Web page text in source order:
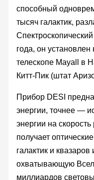
способный
тысяч галактик,
года, он
телескопе Mayall в
Китт-Пик (штат
Прибор DESI
энергии, точнее —
энергии на
получает
галактик и
охватывающую
миллиардов